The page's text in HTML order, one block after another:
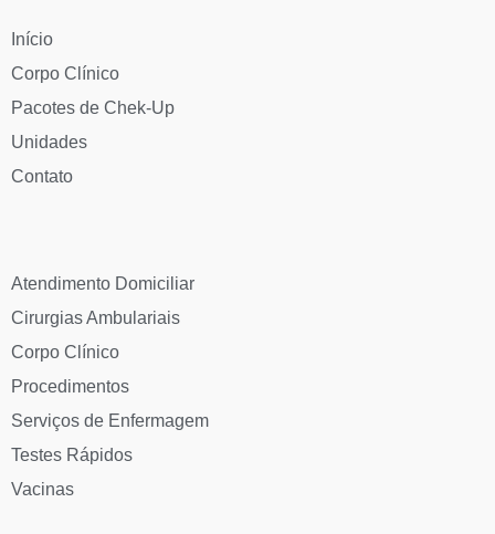
Início
Corpo Clínico
Pacotes de Chek-Up
Unidades
Contato
Atendimento Domiciliar
Cirurgias Ambulariais
Corpo Clínico
Procedimentos
Serviços de Enfermagem
Testes Rápidos
Vacinas